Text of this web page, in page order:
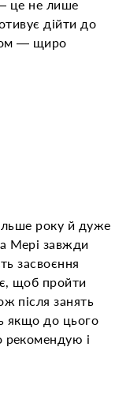
— це не лише
дійти до
— щиро
року й дуже
Мері завжди
засвоєння
щоб пройти
після занять
якщо до цього
рекомендую і